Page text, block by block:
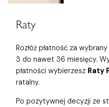
Raty
Rozłóż płatność za
3 do nawet 36 miesięcy.
płatności wybierzesz Raty
ratalny.
Po pozytywnej decyzji ze